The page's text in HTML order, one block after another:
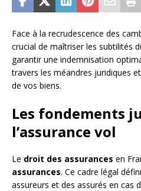
Face à la recrudescence des
crucial de maîtriser les subtilités
garantir une indemnisation
travers les méandres juridiques
de vos biens.
Les fondements
l’assurance vol
Le droit des assurances en
assurances. Ce cadre légal
assureurs et des assurés en cas